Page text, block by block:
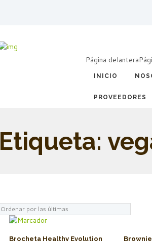
Página delantera
INICIO
PROVEEDORES
Etiqueta:
Brocheta Healthy Evolution